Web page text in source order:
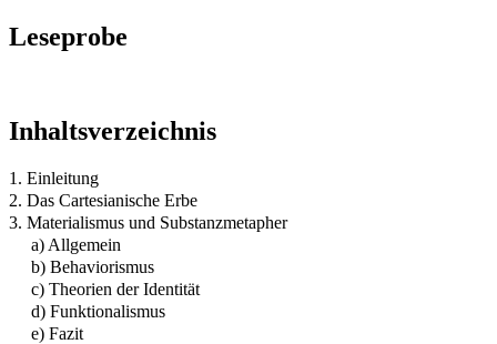
Leseprobe
Inhaltsverzeichnis
1. Einleitung
2. Das Cartesianische Erbe
3. Materialismus und Substanzmetapher
a) Allgemein
b) Behaviorismus
c) Theorien der Identität
d) Funktionalismus
e) Fazit